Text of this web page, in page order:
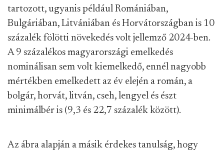
tartozott, ugyanis például Romániában,
Bulgáriában, Litvániában és Horvátországban is 10
százalék fölötti növekedés volt jellemző 2024-ben.
A 9 százalékos magyarországi emelkedés
nominálisan sem volt kiemelkedő, ennél nagyobb
mértékben emelkedett az év elején a román, a
bolgár, horvát, litván, cseh, lengyel és észt
minimálbér is (9,3 és 22,7 százalék között).
Az ábra alapján a másik érdekes tanulság, hogy